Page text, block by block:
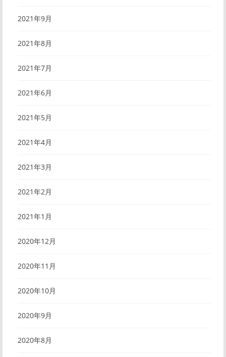
2021年9月
2021年8月
2021年7月
2021年6月
2021年5月
2021年4月
2021年3月
2021年2月
2021年1月
2020年12月
2020年11月
2020年10月
2020年9月
2020年8月